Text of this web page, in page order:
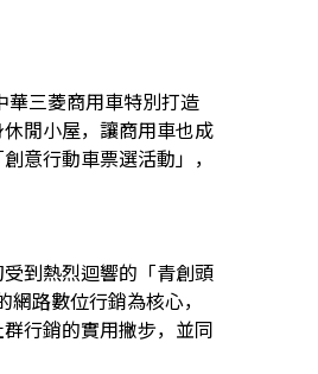
三菱商用車特別打造
閒小屋，讓商用車也成
意行動車票選活動」，
到熱烈迴響的「青創頭
路數位行銷為核心，
行銷的實用撇步，並同